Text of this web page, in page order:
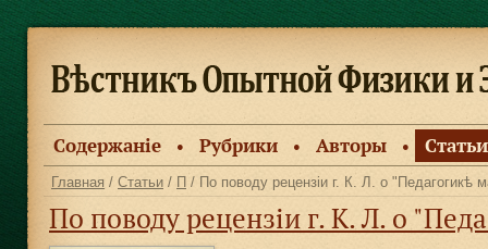
Содержанiе ● Рубрики ● Авторы ● Статьи
Главная / Статьи / П / По поводу рецензiи г. К. Л. о "Педагогикѣ
По поводу рецензiи г. К. Л. о